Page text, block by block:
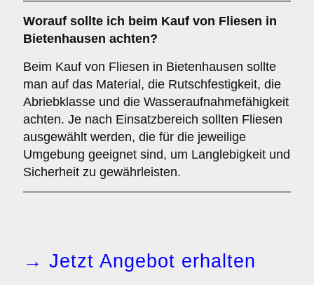
Worauf sollte ich beim Kauf von Fliesen in
Bietenhausen achten?
Beim Kauf von Fliesen in Bietenhausen sollte
man auf das Material, die Rutschfestigkeit, die
Abriebklasse und die Wasseraufnahmefähigkeit
achten. Je nach Einsatzbereich sollten Fliesen
ausgewählt werden, die für die jeweilige
Umgebung geeignet sind, um Langlebigkeit und
Sicherheit zu gewährleisten.
→ Jetzt Angebot erhalten